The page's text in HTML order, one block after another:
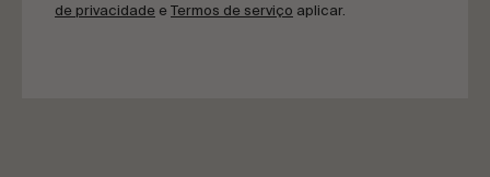
de privacidade e Termos de serviço aplicar.